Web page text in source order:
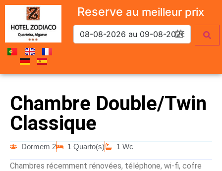
Reserve au meilleur prix
Chambre Double/Twin
Classique
Dormem 2 1 Quarto(s) 1 Wc
Chambres récemment rénovées, téléphone, wi-fi, cofre